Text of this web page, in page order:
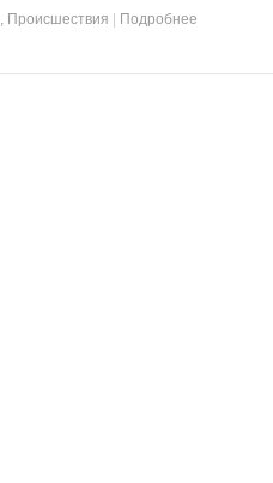
, Происшествия Подробнее